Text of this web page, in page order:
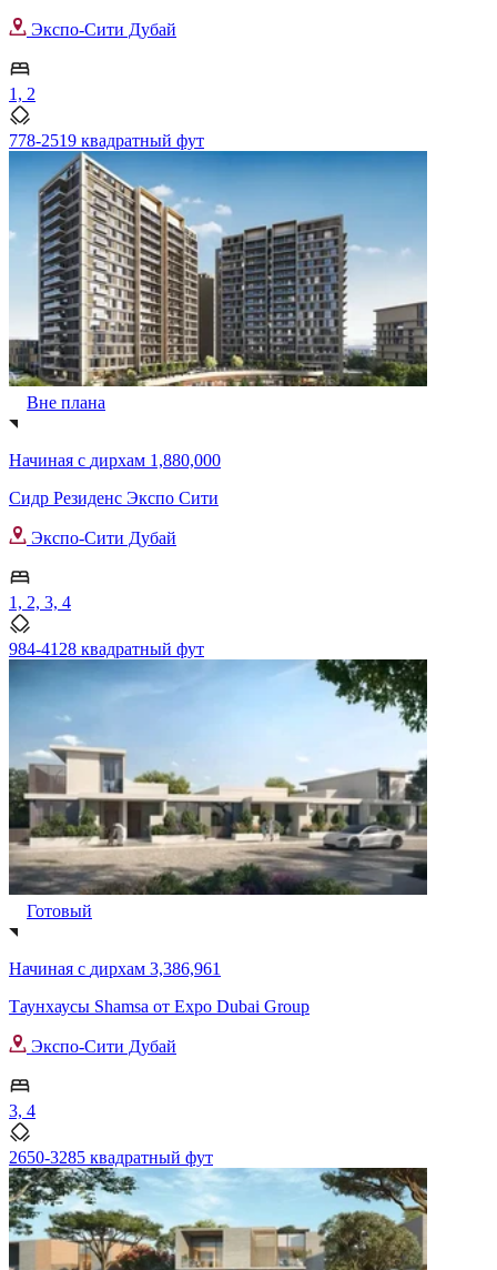
Экспо-Сити Дубай
1, 2
778-2519 квадратный фут
Вне плана
Начиная с дирхам 1,880,000
Сидр Резиденс Экспо Сити
Экспо-Сити Дубай
1, 2, 3, 4
984-4128 квадратный фут
Готовый
Начиная с дирхам 3,386,961
Таунхаусы Shamsa от Expo Dubai Group
Экспо-Сити Дубай
3, 4
2650-3285 квадратный фут